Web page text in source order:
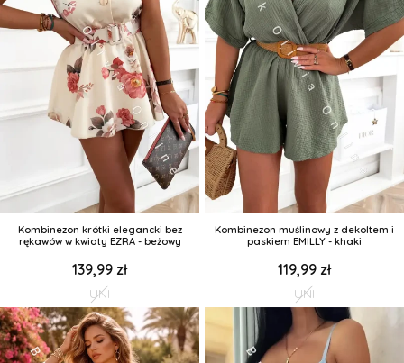
Kombinezon krótki elegancki bez
rękawów w kwiaty EZRA - beżowy
139,99 zł
UNI
Kombinezon muślinowy z dekoltem i
paskiem EMILLY - khaki
119,99 zł
UNI